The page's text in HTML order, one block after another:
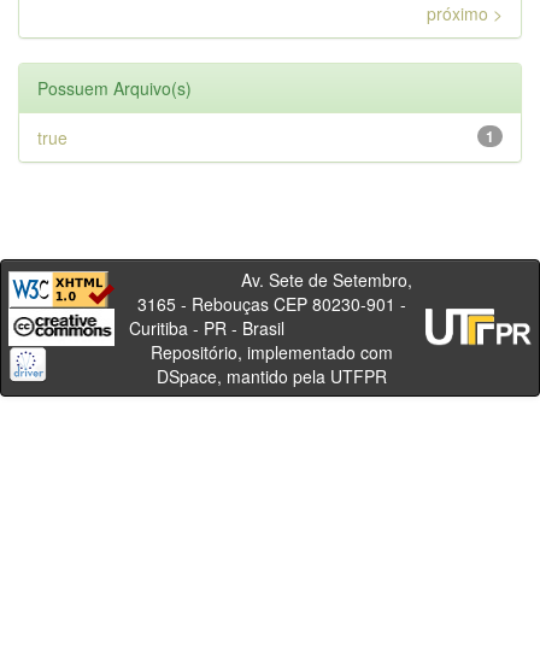
próximo >
Possuem Arquivo(s)
1
true
Av. Sete de Setembro,
3165 - Rebouças CEP 80230-901 -
Curitiba - PR - Brasil
Repositório, implementado com
DSpace, mantido pela UTFPR